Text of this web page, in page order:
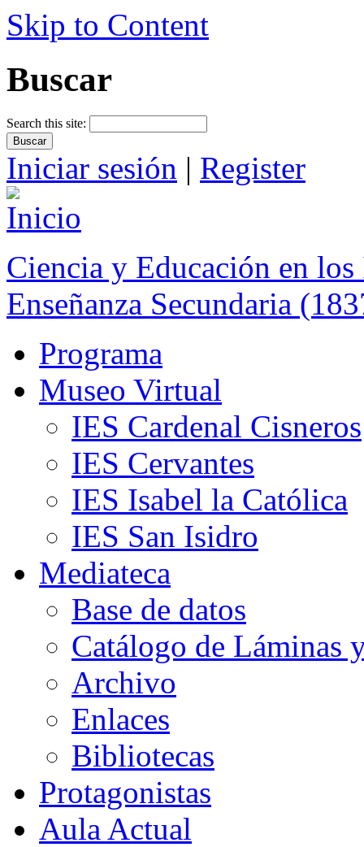
Skip to Content
Buscar
Search this site:
Iniciar sesión | Register
Ciencia y Educación en
Enseñanza Secundaria
Programa
Museo Virtual
IES Cardenal Cisneros
IES Cervantes
IES Isabel la Católica
IES San Isidro
Mediateca
Base de datos
Catálogo de Láminas
Archivo
Enlaces
Bibliotecas
Protagonistas
Aula Actual